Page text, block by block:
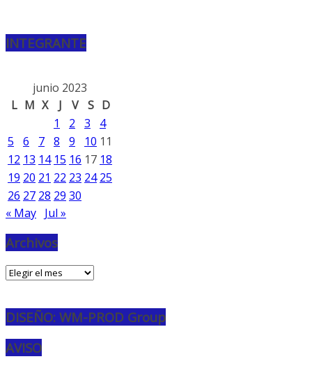
INTEGRANTE
junio 2023
L M X J V S D
1
2 3
4
5
6 7 8 9 10 11
12 13 14 15 16 17 18
19 20 21 22 23 24 25
26 27 28 29 30
« May Jul »
Archivos
Archivos
DISEÑO: WM-PROD Group
AVISO